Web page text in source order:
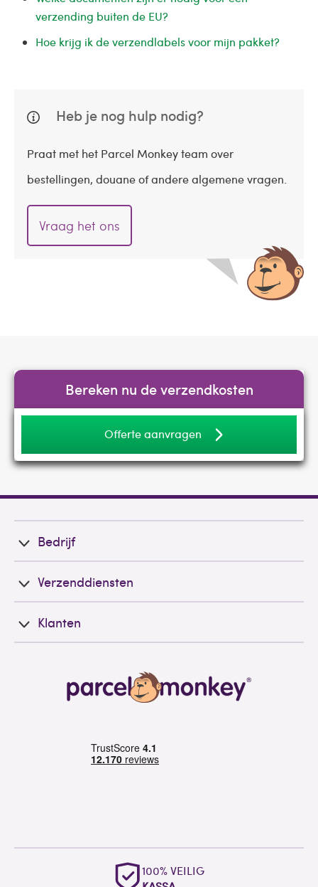
verzending buiten de EU?
Hoe krijg ik de verzendlabels voor mijn pakket?
Heb je nog hulp nodig?
Praat met het Parcel Monkey team over
bestellingen, douane of andere algemene vragen.
Vraag het ons
Bereken nu de verzendkosten
Offerte aanvragen
Bedrijf
Verzenddiensten
Klanten
100% VEILIG